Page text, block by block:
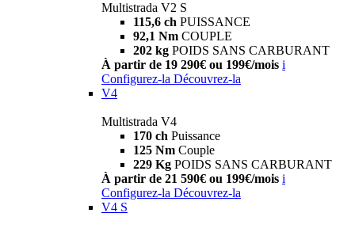
Multistrada V2 S
115,6 ch PUISSANCE
92,1 Nm COUPLE
202 kg POIDS SANS CARBURANT
À partir de 19 290€ ou 199€/mois i
Configurez-la Découvrez-la
V4
Multistrada V4
170 ch Puissance
125 Nm Couple
229 Kg POIDS SANS CARBURANT
À partir de 21 590€ ou 199€/mois i
Configurez-la Découvrez-la
V4 S